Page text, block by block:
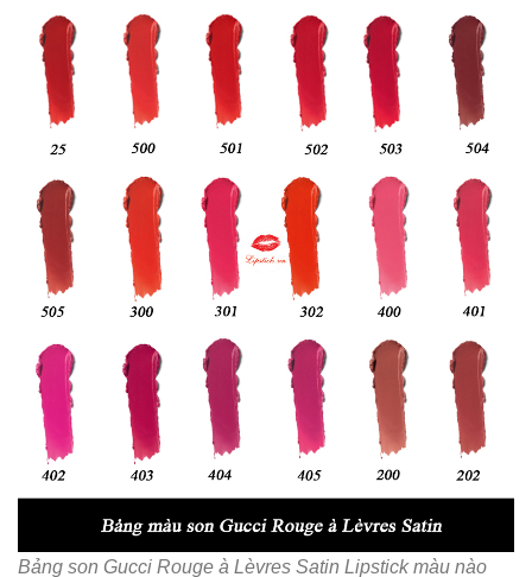
Son Gucci 404 Cassie Magenta màu đỏ trầm táo bạo
Bảng màu son Gucci Rouge à Lèvres Satin Lipstick